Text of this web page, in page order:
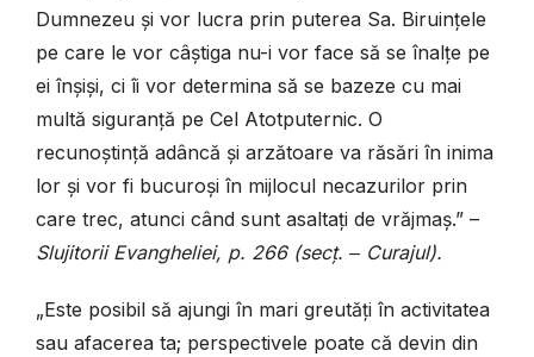
Dumnezeu și vor lucra prin puterea Sa. Biruințele
pe care le vor câștiga nu-i vor face să se înalțe pe
ei înșiși, ci îi vor determina să se bazeze cu mai
multă siguranță pe Cel Atotputernic. O
recunoștință adâncă și arzătoare va răsări în inima
lor și vor fi bucuroși în mijlocul necazurilor prin
care trec, atunci când sunt asaltați de vrăjmaș.” –
Slujitorii Evangheliei, p. 266 (secț. ‒ Curajul).
„Este posibil să ajungi în mari greutăți în activitatea
sau afacerea ta; perspectivele poate că devin din